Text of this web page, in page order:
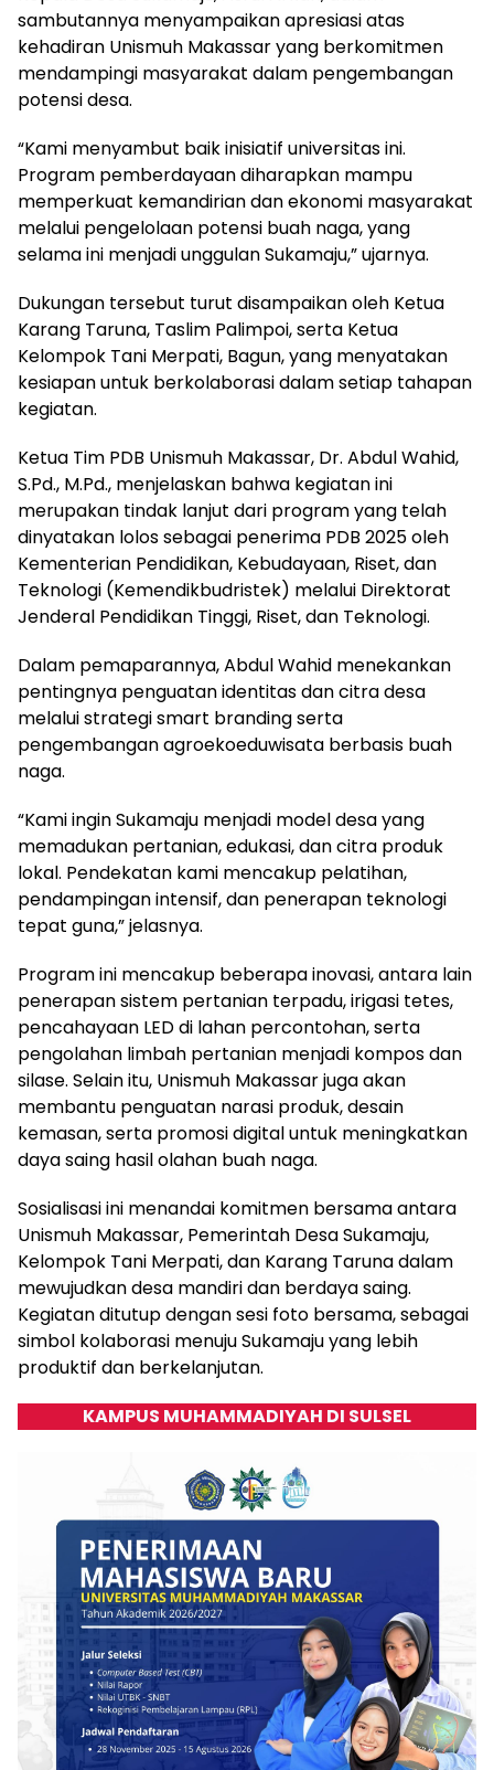
sambutannya menyampaikan apresiasi atas
kehadiran Unismuh Makassar yang berkomitmen
mendampingi masyarakat dalam pengembangan
potensi desa.
“Kami menyambut baik inisiatif universitas ini.
Program pemberdayaan diharapkan mampu
memperkuat kemandirian dan ekonomi masyarakat
melalui pengelolaan potensi buah naga, yang
selama ini menjadi unggulan Sukamaju,” ujarnya.
Dukungan tersebut turut disampaikan oleh Ketua
Karang Taruna, Taslim Palimpoi, serta Ketua
Kelompok Tani Merpati, Bagun, yang menyatakan
kesiapan untuk berkolaborasi dalam setiap tahapan
kegiatan.
Ketua Tim PDB Unismuh Makassar, Dr. Abdul Wahid,
S.Pd., M.Pd., menjelaskan bahwa kegiatan ini
merupakan tindak lanjut dari program yang telah
dinyatakan lolos sebagai penerima PDB 2025 oleh
Kementerian Pendidikan, Kebudayaan, Riset, dan
Teknologi (Kemendikbudristek) melalui Direktorat
Jenderal Pendidikan Tinggi, Riset, dan Teknologi.
Dalam pemaparannya, Abdul Wahid menekankan
pentingnya penguatan identitas dan citra desa
melalui strategi smart branding serta
pengembangan agroekoeduwisata berbasis buah
naga.
“Kami ingin Sukamaju menjadi model desa yang
memadukan pertanian, edukasi, dan citra produk
lokal. Pendekatan kami mencakup pelatihan,
pendampingan intensif, dan penerapan teknologi
tepat guna,” jelasnya.
Program ini mencakup beberapa inovasi, antara lain
penerapan sistem pertanian terpadu, irigasi tetes,
pencahayaan LED di lahan percontohan, serta
pengolahan limbah pertanian menjadi kompos dan
silase. Selain itu, Unismuh Makassar juga akan
membantu penguatan narasi produk, desain
kemasan, serta promosi digital untuk meningkatkan
daya saing hasil olahan buah naga.
Sosialisasi ini menandai komitmen bersama antara
Unismuh Makassar, Pemerintah Desa Sukamaju,
Kelompok Tani Merpati, dan Karang Taruna dalam
mewujudkan desa mandiri dan berdaya saing.
Kegiatan ditutup dengan sesi foto bersama, sebagai
simbol kolaborasi menuju Sukamaju yang lebih
produktif dan berkelanjutan.
KAMPUS MUHAMMADIYAH DI SULSEL